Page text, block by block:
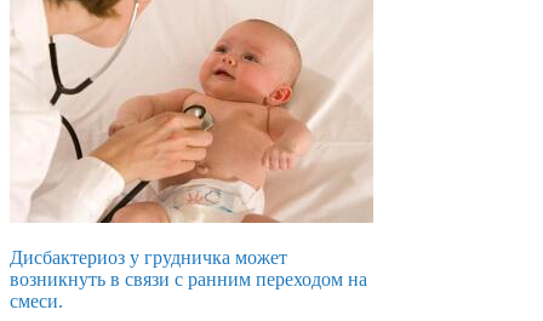
Дисбактериоз у грудничка может
возникнуть в связи с ранним переходом на
смеси.